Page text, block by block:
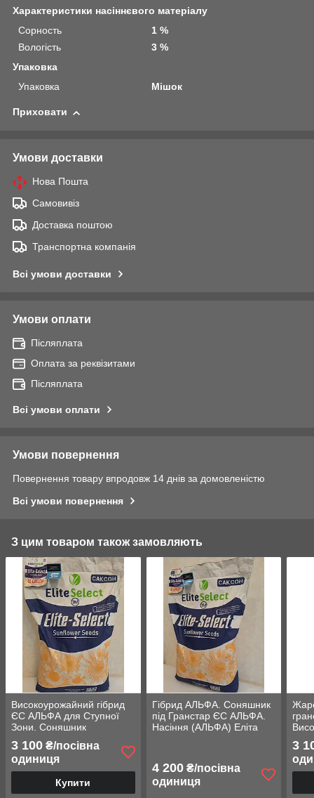
Характеристики насіннєвого матеріалу
Сорность
1 %
Вологість
3 %
Упаковка
Упаковка
Мішок
Приховати
Умови доставки
Нова Пошта
Самовивіз
Доставка поштою
Транспортна компанія
Всі умови доставки
Умови оплати
Післяплата
Оплата за реквізитами
Післяплата
Всі умови оплати
Умови повернення
Повернення товару впродовж 14 днів за домовленістю
Всі умови повернення
З цим товаром також замовляють
Високоурожайний гібрид
ЄС АЛЬФА для Ступної
Зони. Соняшник
ЄС АЛЬФА. Стандарт
3 100 ₴/посівна
одиниця
Купити
Гібрид АЛЬФА. Соняшник
під Гранстар ЄС АЛЬФА.
Насіння (АЛЬФА) Еліта
4 200₴/посівна
одиниця
3